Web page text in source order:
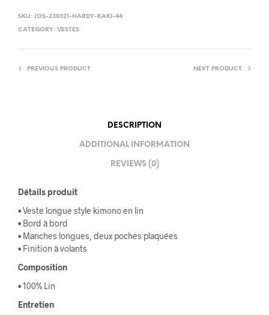
SKU: JOS-230321-HARDY-KAKI-44
CATEGORY: VESTES
PREVIOUS PRODUCT NEXT PRODUCT
DESCRIPTION
ADDITIONAL INFORMATION
REVIEWS (0)
Détails produit
• Veste longue style kimono en lin
• Bord à bord
• Manches longues, deux poches plaquées
• Finition à volants
Composition
• 100% Lin
Entretien